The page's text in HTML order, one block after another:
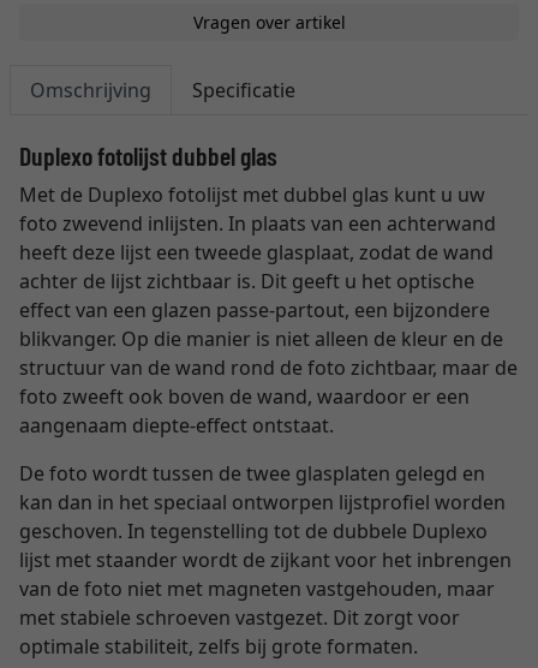
Vragen over artikel
Omschrijving Specificatie
Duplexo fotolijst dubbel glas
Met de Duplexo fotolijst met dubbel glas kunt u uw
foto zwevend inlijsten. In plaats van een achterwand
heeft deze lijst een tweede glasplaat, zodat de wand
achter de lijst zichtbaar is. Dit geeft u het optische
effect van een glazen passe-partout, een bijzondere
blikvanger. Op die manier is niet alleen de kleur en de
structuur van de wand rond de foto zichtbaar, maar de
foto zweeft ook boven de wand, waardoor er een
aangenaam diepte-effect ontstaat.
De foto wordt tussen de twee glasplaten gelegd en
kan dan in het speciaal ontworpen lijstprofiel worden
geschoven. In tegenstelling tot de dubbele Duplexo
lijst met staander wordt de zijkant voor het inbrengen
van de foto niet met magneten vastgehouden, maar
met stabiele schroeven vastgezet. Dit zorgt voor
optimale stabiliteit, zelfs bij grote formaten.